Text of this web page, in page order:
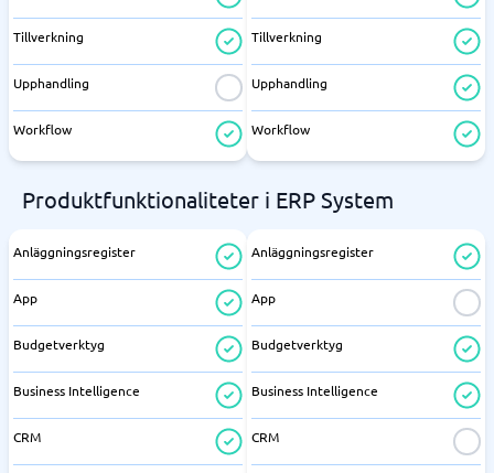
Tillverkning
Upphandling
Workflow
Tillverkning
Upphandling
Workflow
Produktfunktionaliteter i ERP System
Anläggningsregister
App
Budgetverktyg
Business Intelligence
CRM
Anläggningsregister
App
Budgetverktyg
Business Intelligence
CRM